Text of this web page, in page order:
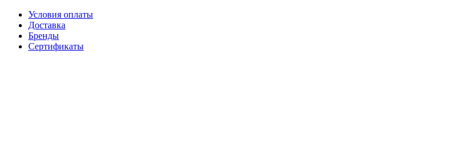
Условия оплаты
Доставка
Бренды
Сертификаты